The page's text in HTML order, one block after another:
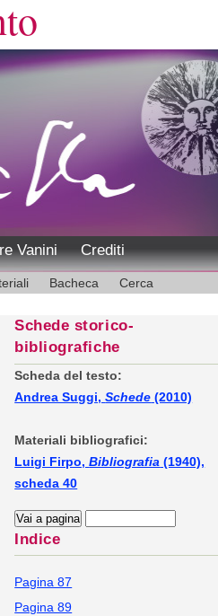
Vanini Crediti
Bacheca Cerca
Schede storico-
bibliografiche
Scheda del testo:
Andrea Suggi,Schede (2010)
Materiali bibliografici:
Luigi Firpo,Bibliografia (1940),
scheda 40
Indice
Pagina 87
Pagina 89